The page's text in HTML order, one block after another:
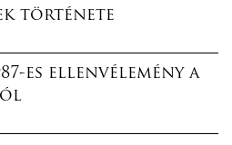
története
es ellenvélemény a